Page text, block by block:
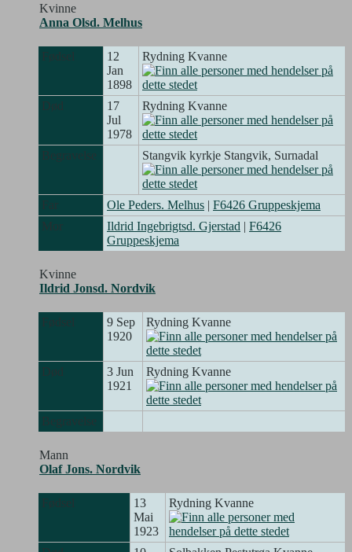
Kvinne
Anna Olsd. Melhus
Fødsel
12
Jan
1898
Rydning Kvanne
Død
17
Jul
1978
Rydning Kvanne
Begravelse Stangvik kyrkje Stangvik, Surnadal
Far Ole Peders. Melhus | F6426 Gruppeskjema
Mor
Ildrid Ingebrigtsd. Gjerstad | F6426
Gruppeskjema
Kvinne
Ildrid Jonsd. Nordvik
Fødsel
9 Sep
1920
Rydning Kvanne
Død
3 Jun
1921
Rydning Kvanne
Begravelse
Mann
Olaf Jons. Nordvik
Fødsel
13
Mai
1923
Rydning Kvanne